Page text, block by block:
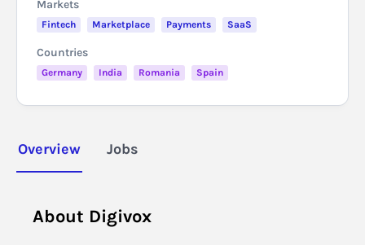
Overview Jobs
About Digivox
Markets
Fintech Marketplace Payments SaaS
Countries
Germany India Romania Spain